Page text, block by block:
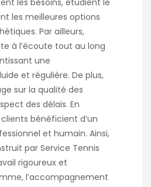
les besoins, étudient le
les meilleures options
Par ailleurs,
à l’écoute tout au long
une
et régulière. De plus,
sur la qualité des
des délais. En
bénéficient d’un
et humain. Ainsi,
par Service Tennis
rigoureux et
l’accompagnement